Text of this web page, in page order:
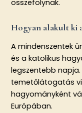
összefolynak.
Hogyan alakult ki
A mindenszentek
és a katolikus
legszentebb
temetőlátogatás
hagyományként
Európában.